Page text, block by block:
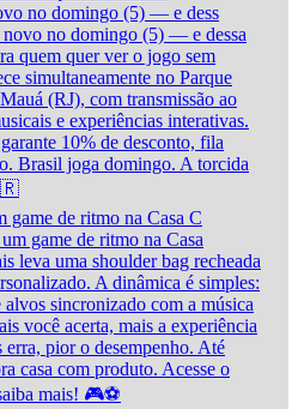
no domingo (5) — e dess
de ritmo na Casa C